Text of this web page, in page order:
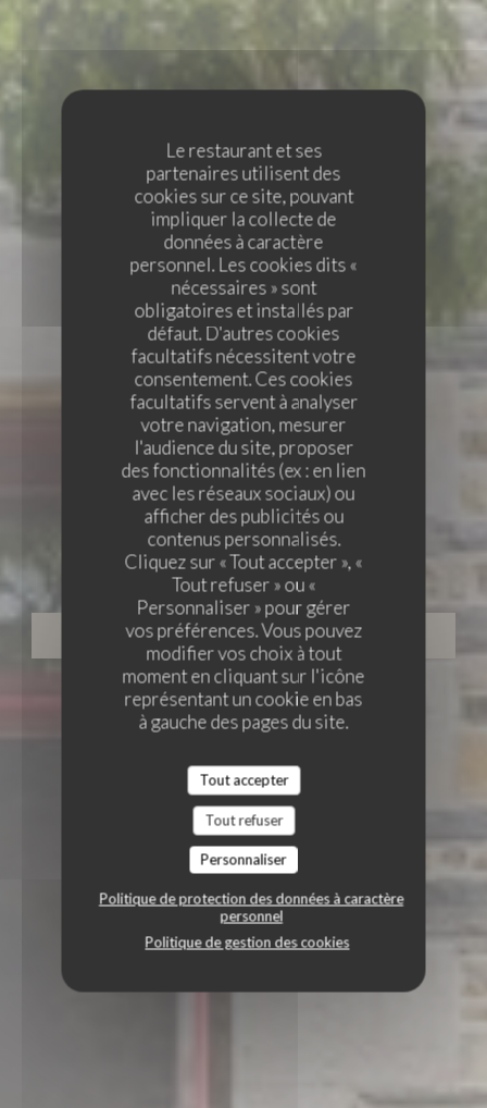
Le restaurant et ses
partenaires utilisent des
cookies sur ce site, pouvant
impliquer la collecte de
données à caractère
personnel. Les cookies dits «
nécessaires » sont
obligatoires et installés par
défaut. D'autres cookies
facultatifs nécessitent votre
consentement. Ces cookies
facultatifs servent à analyser
votre navigation, mesurer
l'audience du site, proposer
des fonctionnalités (ex : en lien
avec les réseaux sociaux) ou
afficher des publicités ou
contenus personnalisés.
Cliquez sur « Tout accepter », «
Tout refuser » ou «
Personnaliser » pour gérer
vos préférences. Vous pouvez
modifier vos choix à tout
moment en cliquant sur l'icône
représentant un cookie en bas
à gauche des pages du site.
Tout accepter
Tout refuser
Personnaliser
Politique de protection des données à caractère
personnel
Politique de gestion des cookies
BISTRONOMIQUE• CHÂTEAUGIRON
La Table du Pavail
RÉSERVER
LA TABLE DU PAVAIL